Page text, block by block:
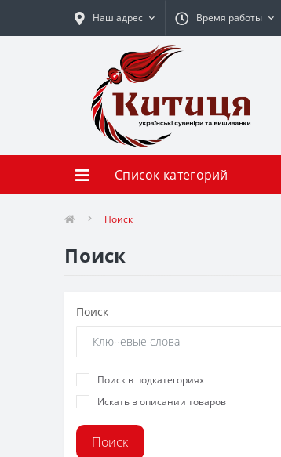
Наш адрес Время работы
Список категорий
Поиск
Поиск
Поиск
Поиск в подкатегориях
Искать в описании товаров